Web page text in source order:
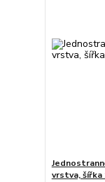
vrstva, šířka